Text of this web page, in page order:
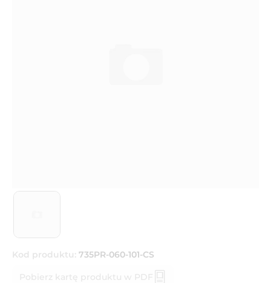
Kod produktu: 735PR-060-101-CS
Pobierz kartę produktu w PDF